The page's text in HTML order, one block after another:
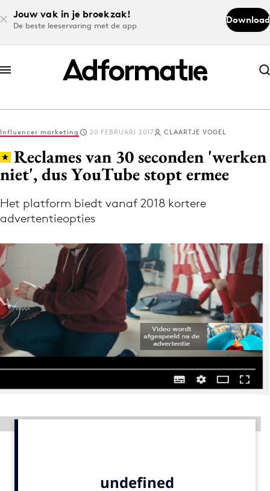
Jouw vak in je broekzak!
De beste leeservaring met de app
Download
Abonneer nu
Abonneer nu
Log in
Download de app
Volg het laatste nieuws via de Adformatie
Menu
Home
9 sept: GenAI-training
Events
Opleidingen
Influencer marketing 20 FEBRUARI 2017 CLAARTJE VOGEL
Reclames van 30 seconden 'werken
niet', dus YouTube stopt ermee
Het platform biedt vanaf 2018 kortere
advertentieopties